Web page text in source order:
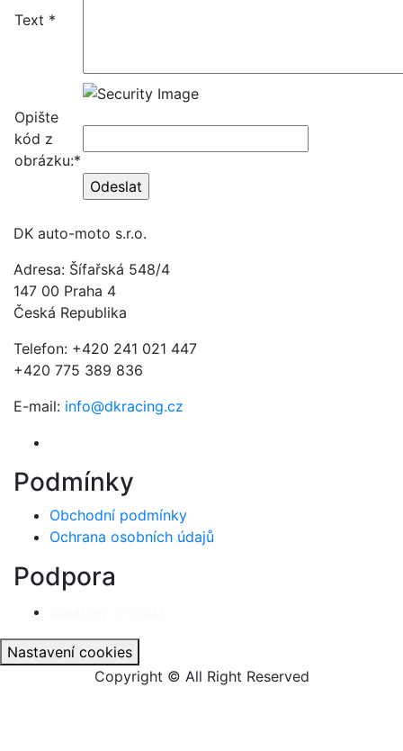
Text *
Opište
kód z
obrázku:*
DK auto-moto s.r.o.
Adresa: Šífařská 548/4
147 00 Praha 4
Česká Republika
Telefon: +420 241 021 447
+420 775 389 836
E-mail: info@dkracing.cz
Podmínky
Obchodní podmínky
Ochrana osobních údajů
Podpora
Nastavení cookies
Copyright © All Right Reserved